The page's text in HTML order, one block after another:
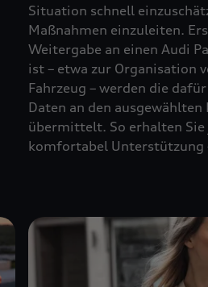
Situation schnell
Maßnahmen einzuleiten.
Weitergabe an einen Audi
ist – etwa zur Organisation
Fahrzeug – werden die
Daten an den ausgewählten
übermittelt. So erhalten
komfortabel Unterstützung